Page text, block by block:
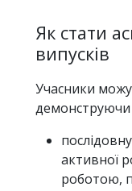
Як стати
випусків
Учасники
демонструючи
активної
роботою,